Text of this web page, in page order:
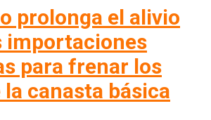
prolonga el alivio
importaciones
para frenar los
canasta básica